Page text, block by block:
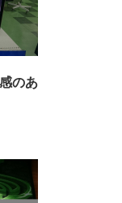
のあ